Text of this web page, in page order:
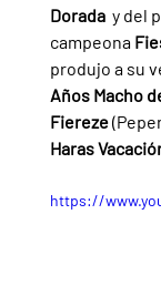
Dorada y del
campeona
produjo a su
Años Macho
Fiereze
Haras
https://